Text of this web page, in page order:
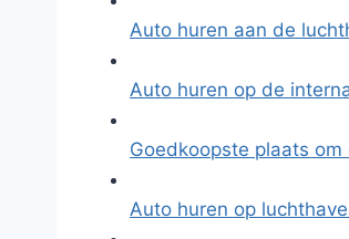
Auto huren aan de
Auto huren op de
Goedkoopste plaats
Auto huren op